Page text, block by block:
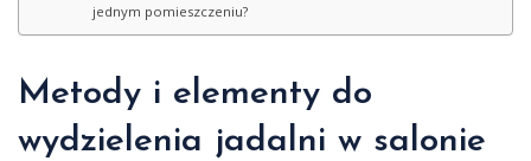
jednym pomieszczeniu?
Metody i elementy do
wydzielenia jadalni w salonie